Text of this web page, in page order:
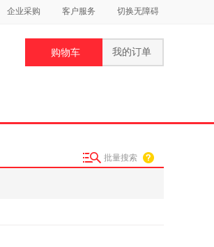
企业采购 客户服务 切换无障碍
购物车 我的订单
批量搜索